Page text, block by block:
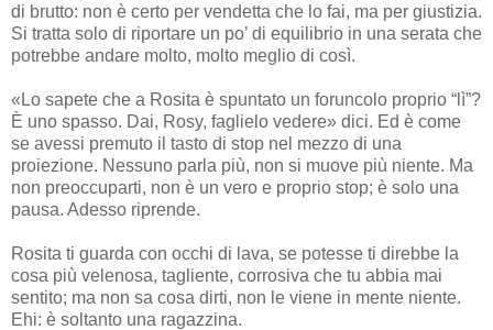
di brutto: non è certo per vendetta che lo fai, ma per giustizia.
Si tratta solo di riportare un po’ di equilibrio in una serata che
potrebbe andare molto, molto meglio di così.
«Lo sapete che a Rosita è spuntato un foruncolo proprio “lì”?
È uno spasso. Dai, Rosy, faglielo vedere» dici. Ed è come
se avessi premuto il tasto di stop nel mezzo di una
proiezione. Nessuno parla più, non si muove più niente. Ma
non preoccuparti, non è un vero e proprio stop; è solo una
pausa. Adesso riprende.
Rosita ti guarda con occhi di lava, se potesse ti direbbe la
cosa più velenosa, tagliente, corrosiva che tu abbia mai
sentito; ma non sa cosa dirti, non le viene in mente niente.
Ehi: è soltanto una ragazzina.